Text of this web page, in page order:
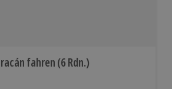
fahren (6 Rdn.)